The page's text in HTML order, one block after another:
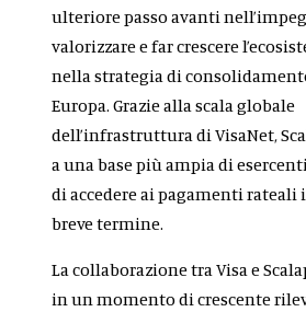
ulteriore passo avanti
valorizzare e far crescere
nella strategia di
Europa. Grazie alla scala globale
dell’infrastruttura di VisaNet,
a una base più ampia di
di accedere ai pagamenti
breve termine.
La collaborazione tra Visa e
in un momento di crescente